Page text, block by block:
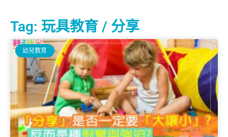
Tag: 玩具教育 / 分享
幼兒教育